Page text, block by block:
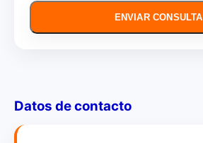
ENVIAR CONSULTA
Datos de contacto